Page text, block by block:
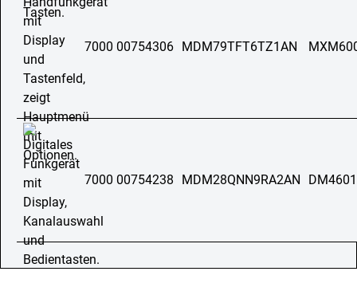
7000 00754306 MDM79TFT6TZ1AN
7000 00754238 MDM28QNN9RA2AN